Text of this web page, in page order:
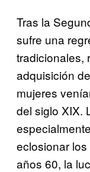
Tras la
sufre una
tradicionales,
adquisición
mujeres
del siglo XIX.
eclosionar
años 60, la